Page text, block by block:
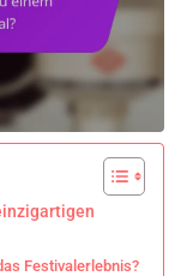
Festivalerlebnis?